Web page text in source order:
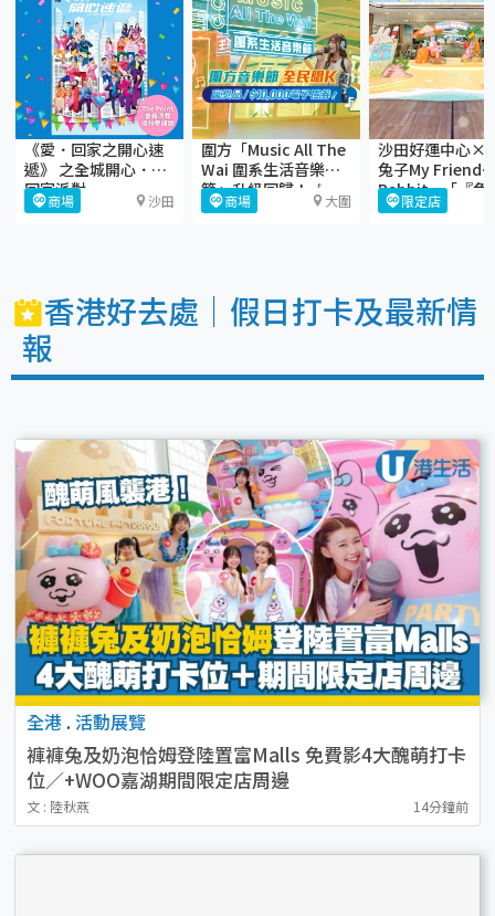
《愛．回家之開心速
遞》 之全城開心．愛
回家派對
商場 沙田
圍方「Music All The
Wai 圍系生活音樂
節」升級回歸！🎶
商場 大圍
沙田好運中心×
兔子My Friend
Rabbit—「『兔
gather大曬
限定店
香港好去處｜假日打卡及最新情
報
全港 . 活動展覽
褲褲兔及奶泡恰姆登陸置富Malls 免費影4大醜萌打卡
位／+WOO嘉湖期間限定店周邊
文 : 陸秋燕 14分鐘前